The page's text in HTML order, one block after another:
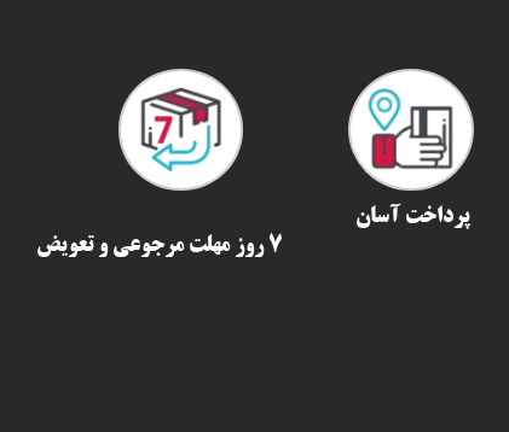
پرداخت آسان
7 روز مهلت مرجوعی و تعویض